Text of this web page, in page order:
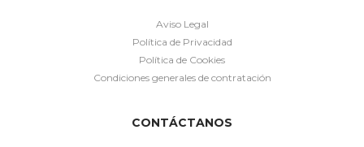
Aviso Legal
Política de Privacidad
Política de Cookies
Condiciones generales de contratación
CONTÁCTANOS